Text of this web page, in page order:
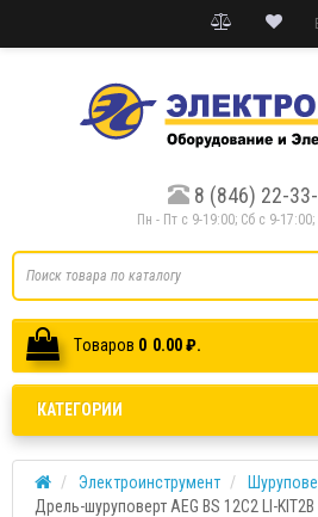
8 (846) 22-
Пн - Пт с 9-19:00; Cб с 9-
Tоваров 0 0.00 ₽.
КАТЕГОРИИ
Электроинструмент
Дрель-шуруповерт AEG BS 12C2 LI-